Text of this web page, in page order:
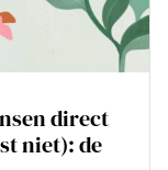
direct
niet): de